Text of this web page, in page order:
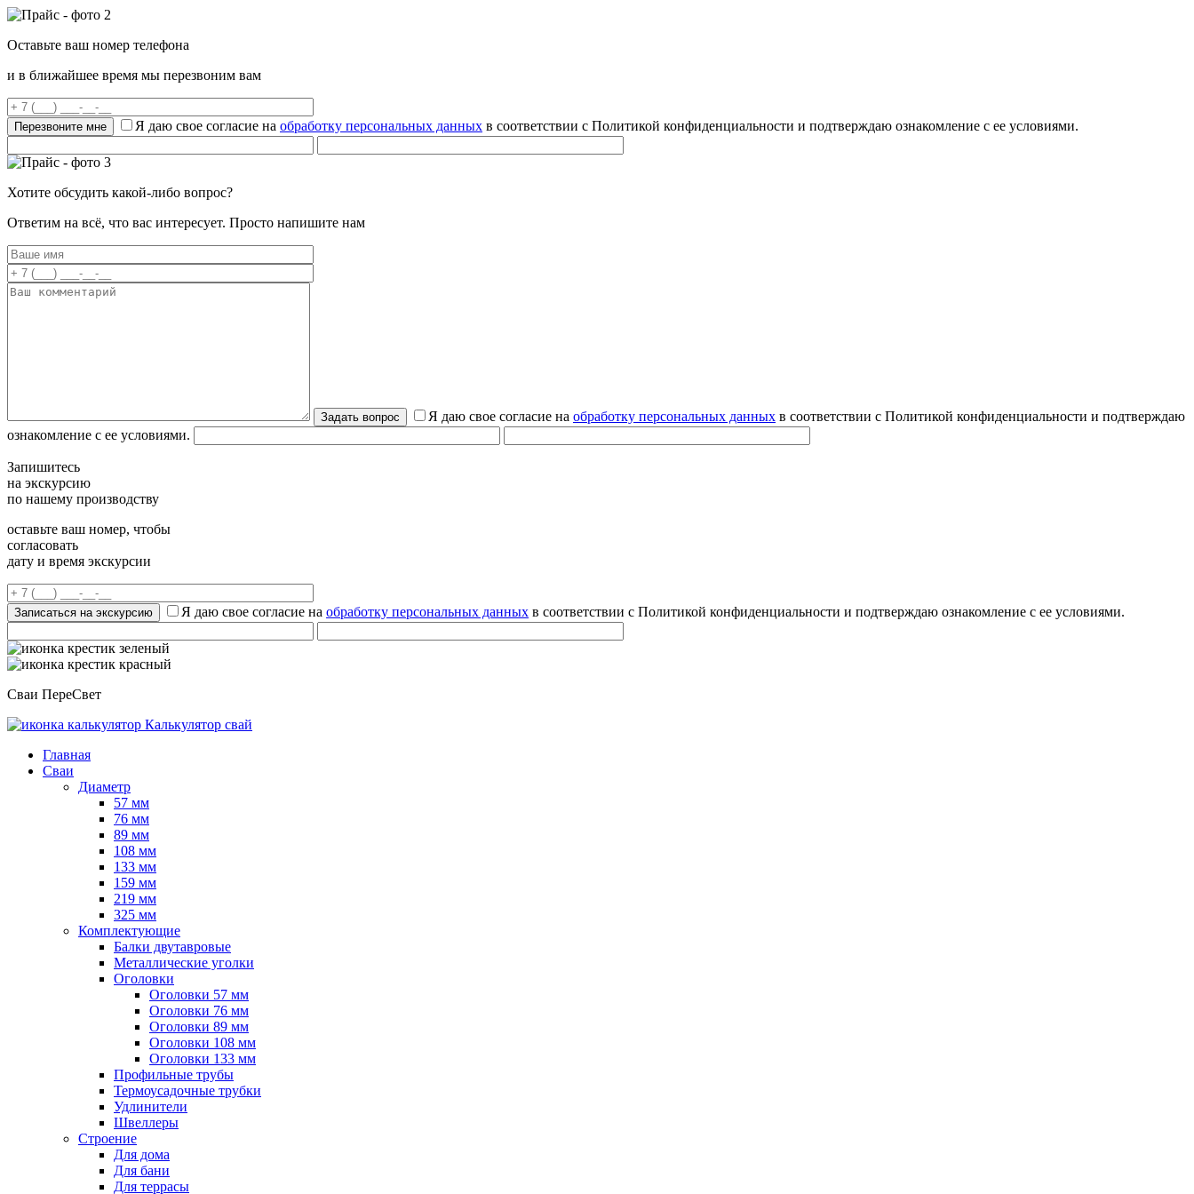
Оставьте ваш номер телефона
и в ближайшее время мы перезвоним вам
Я даю свое согласие на обработку персональных данных в соответствии с Политикой конфиденциальности и подтверждаю ознакомление с ее условиями.
Хотите обсудить какой-либо вопрос?
Ответим на всё, что вас интересует. Просто напишите нам
Я даю свое согласие на обработку персональных данных в соответствии с Политикой конфиденциальности и подтверждаю
ознакомление с ее условиями.
Запишитесь
на экскурсию
по нашему производству
оставьте ваш номер, чтобы
согласовать
дату и время экскурсии
Я даю свое согласие на обработку персональных данных в соответствии с Политикой конфиденциальности и подтверждаю ознакомление с ее условиями.
Сваи ПереСвет
Калькулятор свай
Главная
Сваи
Диаметр
57 мм
76 мм
89 мм
108 мм
133 мм
159 мм
219 мм
325 мм
Комплектующие
Балки двутавровые
Металлические уголки
Оголовки
Оголовки 57 мм
Оголовки 76 мм
Оголовки 89 мм
Оголовки 108 мм
Оголовки 133 мм
Профильные трубы
Термоусадочные трубки
Удлинители
Швеллеры
Строение
Для дома
Для бани
Для террасы